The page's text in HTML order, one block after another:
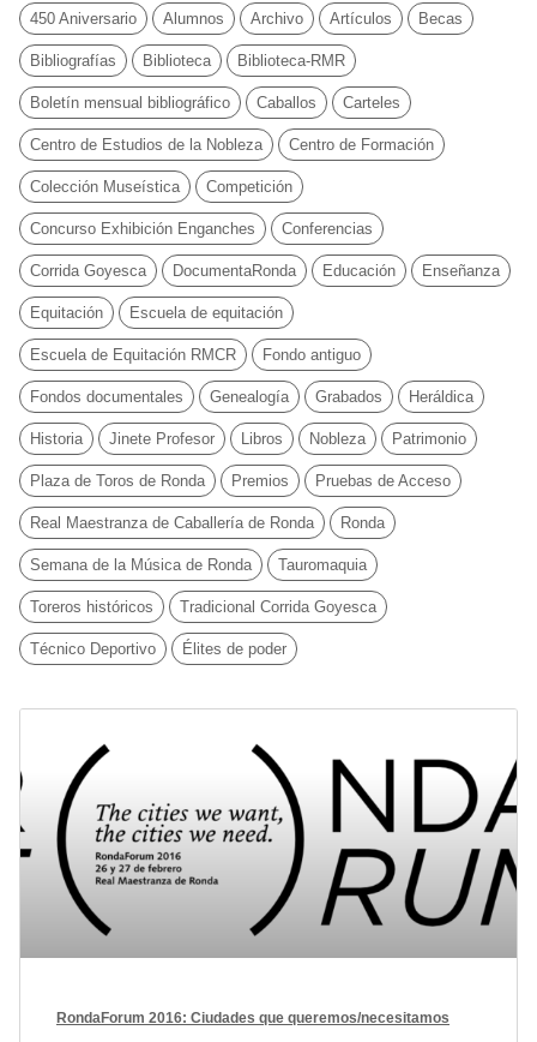
450 Aniversario Alumnos Archivo Artículos Becas
Bibliografías Biblioteca Biblioteca-RMR
Boletín mensual bibliográfico Caballos Carteles
Centro de Estudios de la Nobleza Centro de Formación
Colección Museística Competición
Concurso Exhibición Enganches Conferencias
Corrida Goyesca DocumentaRonda Educación Enseñanza
Equitación Escuela de equitación
Escuela de Equitación RMCR Fondo antiguo
Fondos documentales Genealogía Grabados Heráldica
Historia Jinete Profesor Libros Nobleza Patrimonio
Plaza de Toros de Ronda Premios Pruebas de Acceso
Real Maestranza de Caballería de Ronda Ronda
Semana de la Música de Ronda Tauromaquia
Toreros históricos Tradicional Corrida Goyesca
Técnico Deportivo Élites de poder
RondaForum 2016: Ciudades que queremos/necesitamos